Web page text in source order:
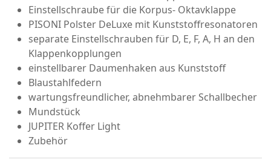
Einstellschraube für die Korpus- Oktavklappe
PISONI Polster DeLuxe mit Kunststoffresonatoren
separate Einstellschrauben für D, E, F, A, H an den
Klappenkopplungen
einstellbarer Daumenhaken aus Kunststoff
Blaustahlfedern
wartungsfreundlicher, abnehmbarer Schallbecher
Mundstück
JUPITER Koffer Light
Zubehör